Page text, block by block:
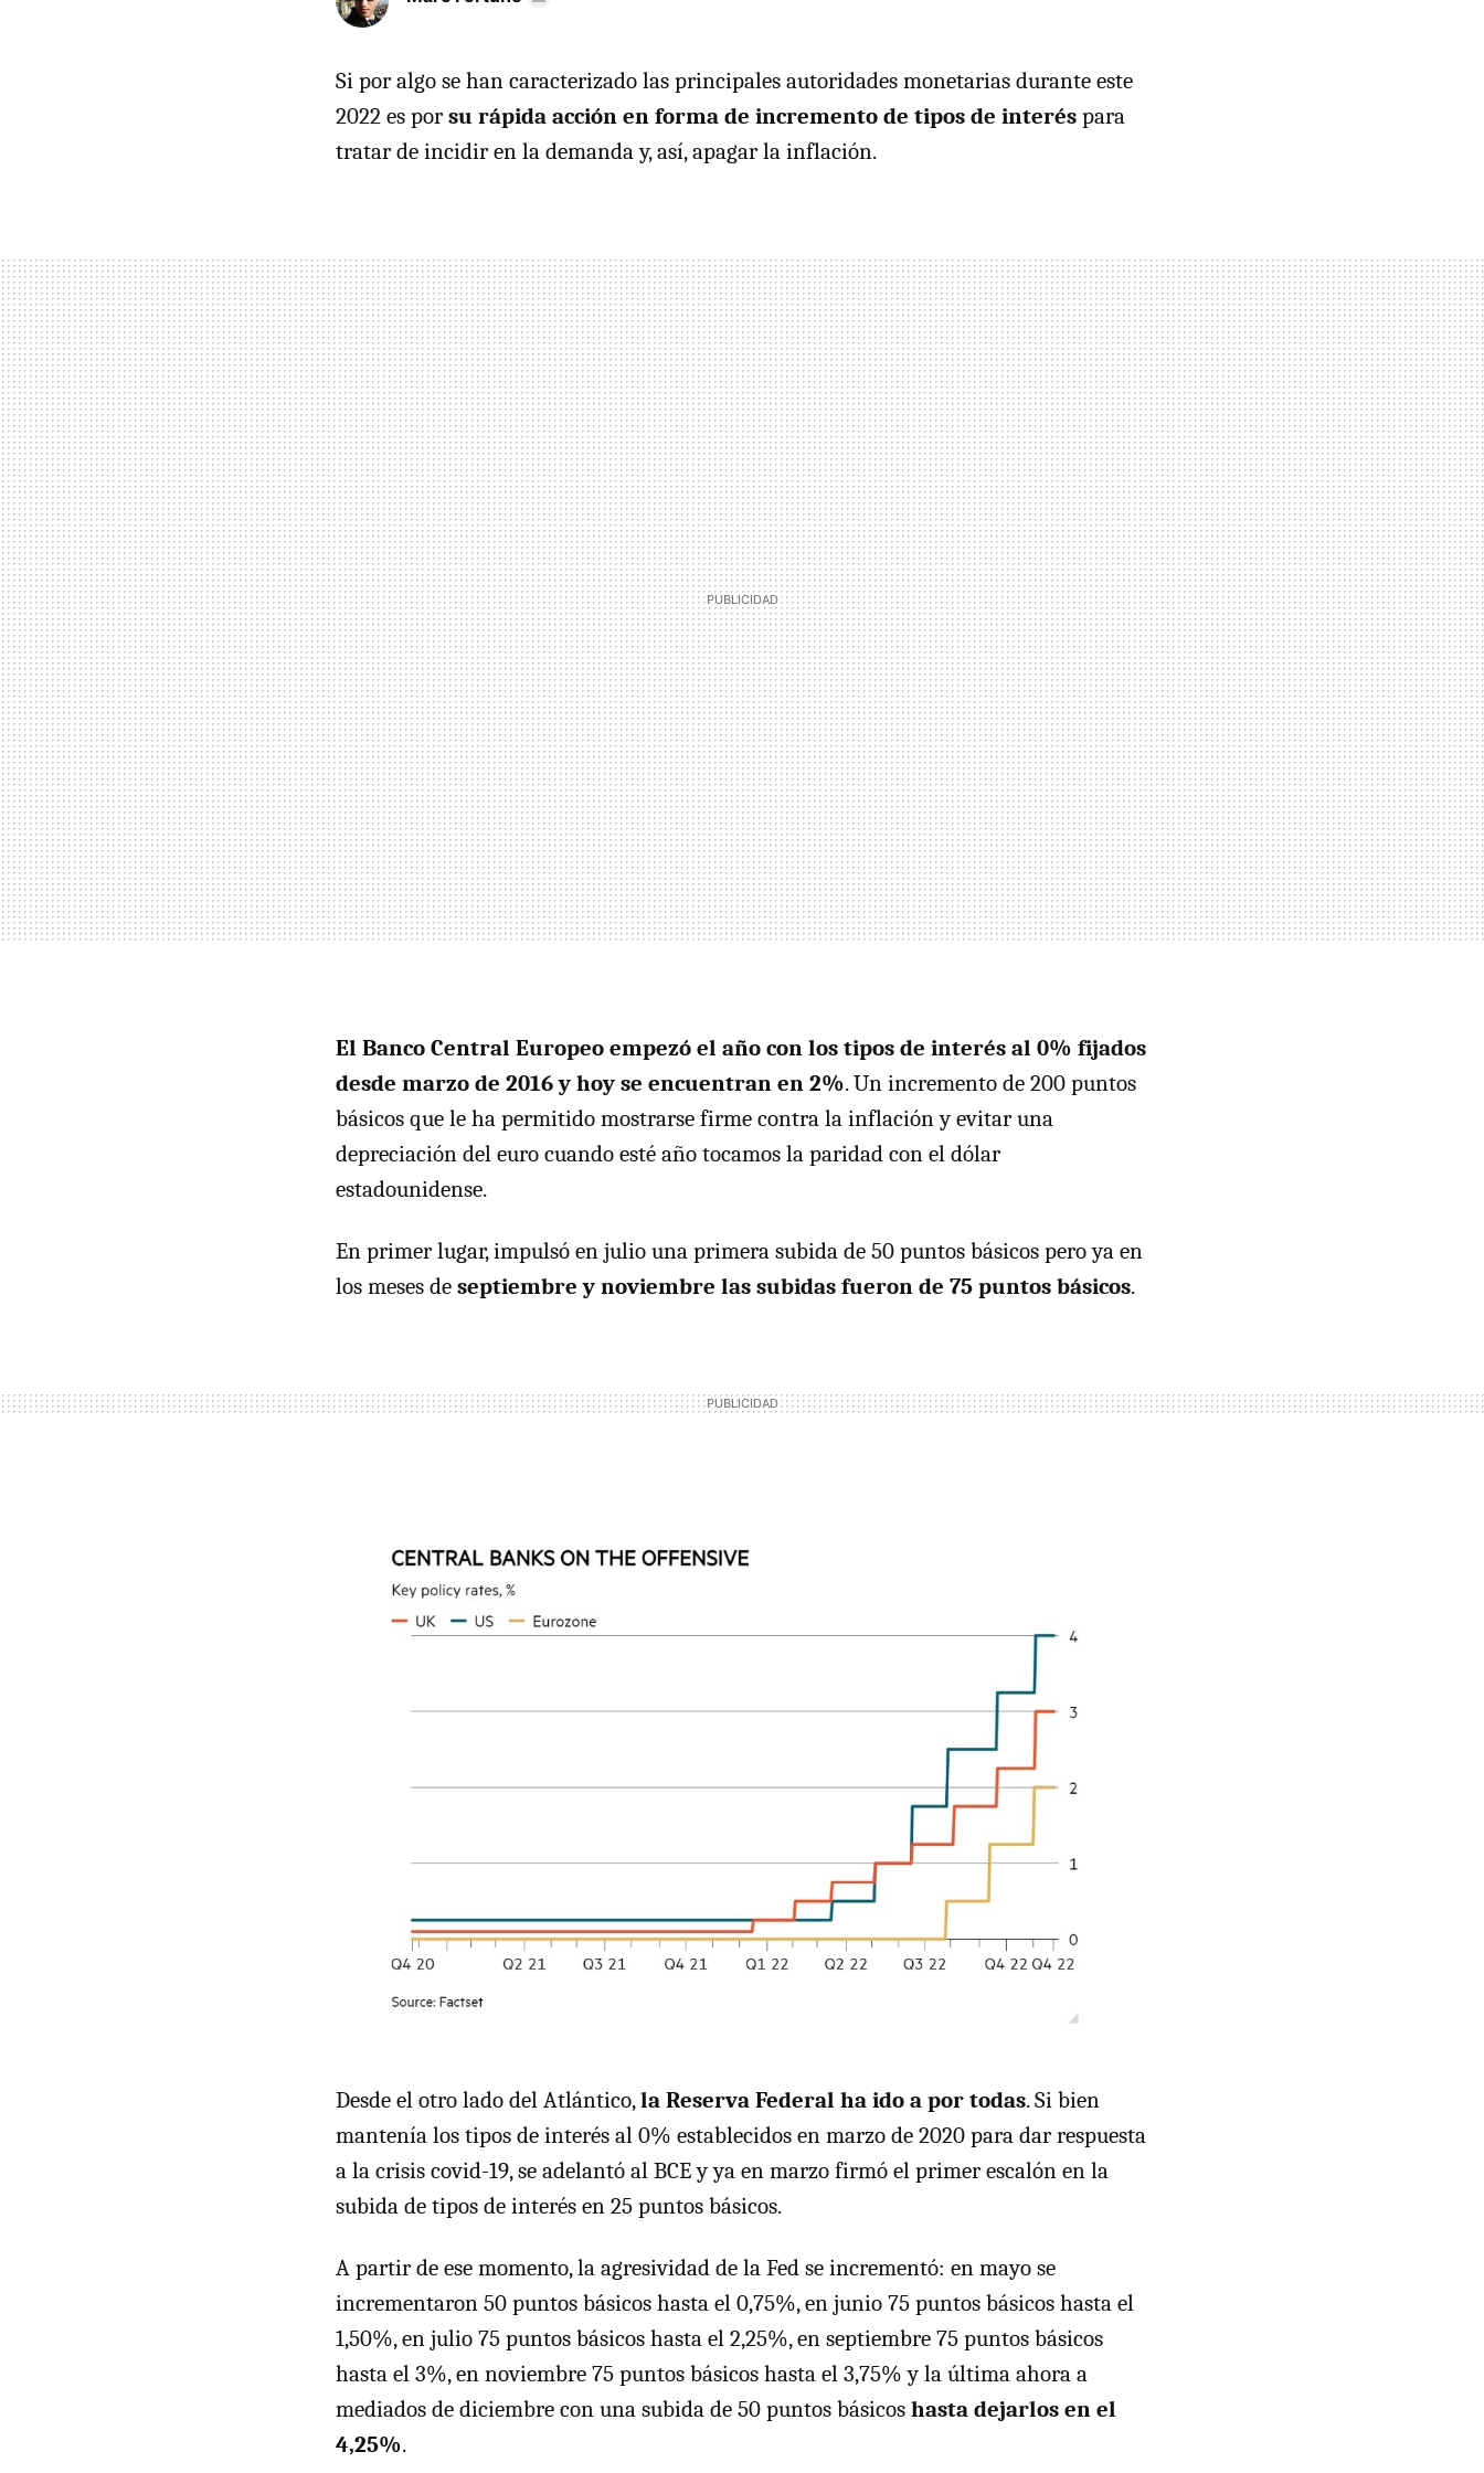
Si por algo se han caracterizado las principales autoridades monetarias durante este
2022 es porsu rápida acción en forma de incremento de tipos de interés para
tratar de incidir en la demanda y, así, apagar la inflación.
El Banco Central Europeo empezó el año con los tipos de interés al 0% fijados
desde marzo de 2016 y hoy se encuentran en 2%. Un incremento de 200 puntos
básicos que le ha permitido mostrarse firme contra la inflación y evitar una
depreciación del euro cuando esté año tocamos la paridad con el dólar
estadounidense.
En primer lugar, impulsó en julio una primera subida de 50 puntos básicos pero ya en
los meses de septiembre y noviembre las subidas fueron de 75 puntos básicos.
Desde el otro lado del Atlántico,la Reserva Federal ha ido a por todas. Si bien
mantenía los tipos de interés al 0% establecidos en marzo de 2020 para dar respuesta
a la crisis covid-19, se adelantó al BCE y ya en marzo firmó el primer escalón en la
subida de tipos de interés en 25 puntos básicos.
A partir de ese momento, la agresividad de la Fed se incrementó: en mayo se
incrementaron 50 puntos básicos hasta el 0,75%, en junio 75 puntos básicos hasta el
1,50%, en julio 75 puntos básicos hasta el 2,25%, en septiembre 75 puntos básicos
hasta el 3%, en noviembre 75 puntos básicos hasta el 3,75% y la última ahora a
mediados de diciembre con una subida de 50 puntos básicos hasta dejarlos en el
4,25%.